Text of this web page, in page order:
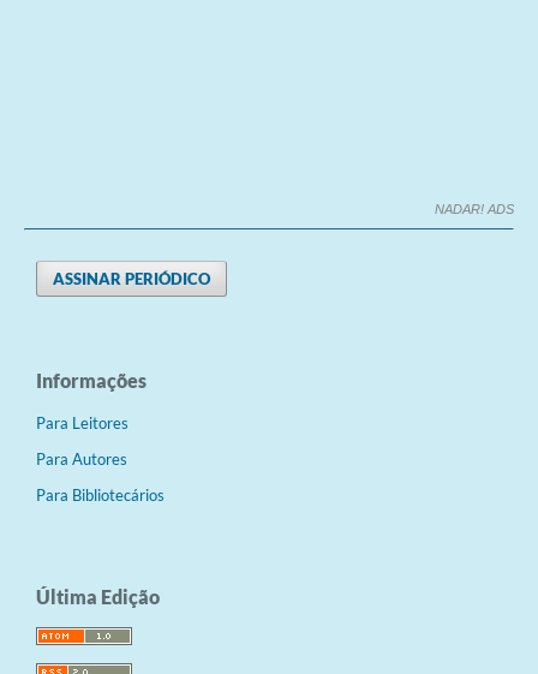
NADAR! ADS
ASSINAR PERIÓDICO
Informações
Para Leitores
Para Autores
Para Bibliotecários
Última Edição